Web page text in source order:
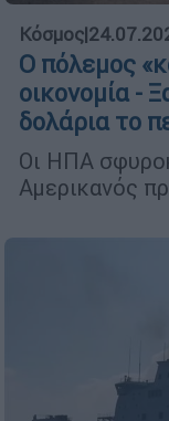
Κόσμος|
Ο πόλεμος
οικονομία -
δολάρια το
Οι ΗΠΑ
Αμερικανός